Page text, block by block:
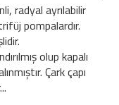
radyal ayrılabilir
pompalardır.
olup kapalı
Çark çapı